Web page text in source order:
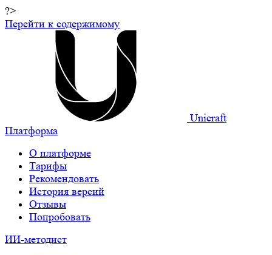
?>
Перейти к содержимому
Unicraft
Платформа
О платформе
Тарифы
Рекомендовать
История версий
Отзывы
Попробовать
ИИ-методист